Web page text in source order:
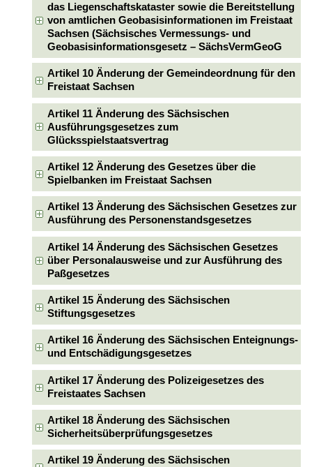
das Liegenschaftskataster sowie die Bereitstellung
von amtlichen Geobasisinformationen im Freistaat
Sachsen (Sächsisches Vermessungs- und
Geobasisinformationsgesetz – SächsVermGeoG
Artikel 10 Änderung der Gemeindeordnung für den
Freistaat Sachsen
Artikel 11 Änderung des Sächsischen
Ausführungsgesetzes zum
Glücksspielstaatsvertrag
Artikel 12 Änderung des Gesetzes über die
Spielbanken im Freistaat Sachsen
Artikel 13 Änderung des Sächsischen Gesetzes zur
Ausführung des Personenstandsgesetzes
Artikel 14 Änderung des Sächsischen Gesetzes
über Personalausweise und zur Ausführung des
Paßgesetzes
Artikel 15 Änderung des Sächsischen
Stiftungsgesetzes
Artikel 16 Änderung des Sächsischen Enteignungs-
und Entschädigungsgesetzes
Artikel 17 Änderung des Polizeigesetzes des
Freistaates Sachsen
Artikel 18 Änderung des Sächsischen
Sicherheitsüberprüfungsgesetzes
Artikel 19 Änderung des Sächsischen